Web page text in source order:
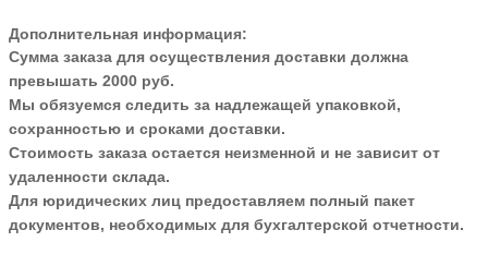
Дополнительная информация:
Сумма заказа для осуществления доставки должна
превышать 2000 руб.
Мы обязуемся следить за надлежащей упаковкой,
сохранностью и сроками доставки.
Стоимость заказа остается неизменной и не зависит от
удаленности склада.
Для юридических лиц предоставляем полный пакет
документов, необходимых для бухгалтерской отчетности.